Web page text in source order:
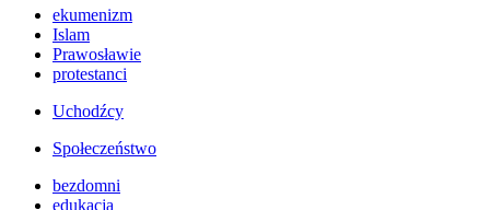
ekumenizm
Islam
Prawosławie
protestanci
Uchodźcy
Społeczeństwo
bezdomni
edukacja